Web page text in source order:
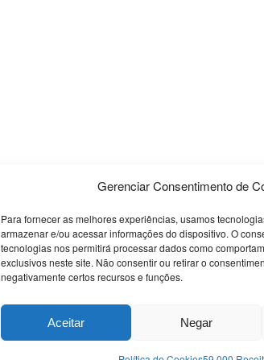
Gerenciar Consentimento de
Para fornecer as melhores experiências, usamos
armazenar e/ou acessar informações do dispositivo. O
tecnologias nos permitirá processar dados como
exclusivos neste site. Não consentir ou retirar o
negativamente certos recursos e funções.
Aceitar Negar